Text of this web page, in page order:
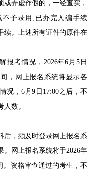
或弄虚作假的，一经查实，
不予录用;已办完入编手续
续。上述所有证件的原件在
考情况，2026年6月5日
，网上报名系统将显示各
况，6月9日17:00之后，不
人数。
后，须及时登录网上报名系
。网上报名系统将于2026年
。资格审查通过的考生，不